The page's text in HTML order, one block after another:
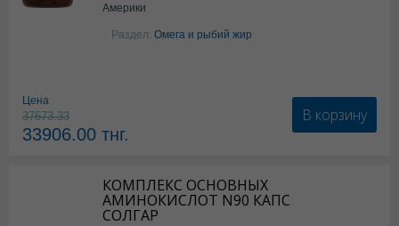
Америки
Раздел: Омега и рыбий жир
Цена
37673.33
33906.00 тнг.
В корзину
КОМПЛЕКС ОСНОВНЫХ
АМИНОКИСЛОТ N90 КАПС
СОЛГАР